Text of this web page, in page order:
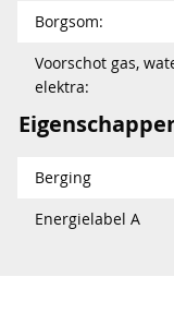
Borgsom:
Voorschot gas,
elektra:
Berging
Energielabel A